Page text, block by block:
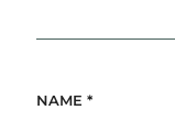
NAME *